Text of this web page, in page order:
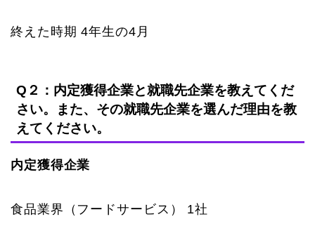
終えた時期 4年生の4月
Q２：内定獲得企業と就職先企業を教えてくだ
さい。また、その就職先企業を選んだ理由を教
えてください。
内定獲得企業
食品業界（フードサービス） 1社